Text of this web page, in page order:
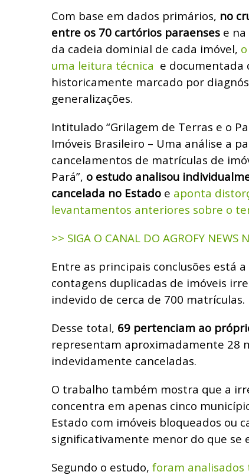
Com base em dados primários, no
entre os 70 cartórios paraenses e
da cadeia dominial de cada imóvel,
uma leitura técnica e documentada
historicamente marcado por
generalizações.
Intitulado “Grilagem de Terras e o
Imóveis Brasileiro – Uma análise a
cancelamentos de matrículas de
Pará”, o estudo analisou
cancelada no Estado e aponta
levantamentos anteriores sobre o
>> SIGA O CANAL DO AGROFY NEWS
Entre as principais conclusões está
contagens duplicadas de imóveis
indevido de cerca de 700 matrículas.
Desse total, 69 pertenciam ao
representam aproximadamente 28
indevidamente canceladas.
O trabalho também mostra que a
concentra em apenas cinco
Estado com imóveis bloqueados ou
significativamente menor do que se
Segundo o estudo, foram analisados